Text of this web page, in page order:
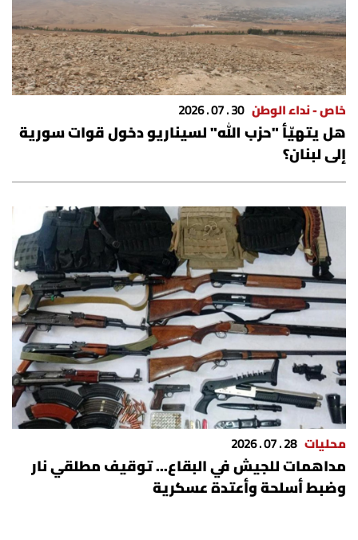
خاص - نداء الوطن 30 . 07 . 2026
هل يتهيّأ "حزب الله" لسيناريو دخول قوات سورية
إلى لبنان؟
محليات 28 . 07 . 2026
مداهمات للجيش في البقاع... توقيف مطلقي نار
وضبط أسلحة وأعتدة عسكرية